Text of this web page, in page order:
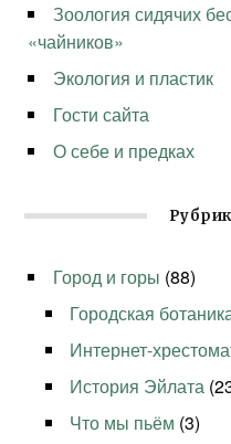
Зоология сидячих
«чайников»
Экология и пластик
Гости сайта
О себе и предках
Город и горы (88)
Городская
Интернет-
История Эйлата
Что мы пьём (3)